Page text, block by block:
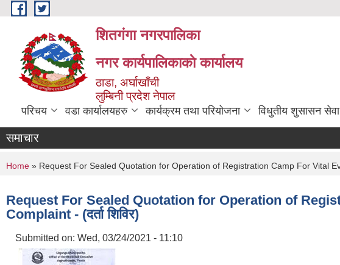
Skip to main content
शितगंगा नगरपालिका
नगर कार्यपालिकाकाे कार्यालय
ठाडा, अर्घाखाँची
लुम्बिनी प्रदेश नेपाल
परिचय वडा कार्यालयहरु कार्यक्रम तथा परियोजना विधुतीय शुसासन सेवा
समाचार
You are here
Home » Request For Sealed Quotation for Operation of Registration Camp For Vital
Request For Sealed Quotation for Operation of
Complaint - (दर्ता शिविर)
Submitted on: Wed, 03/24/2021 - 11:10